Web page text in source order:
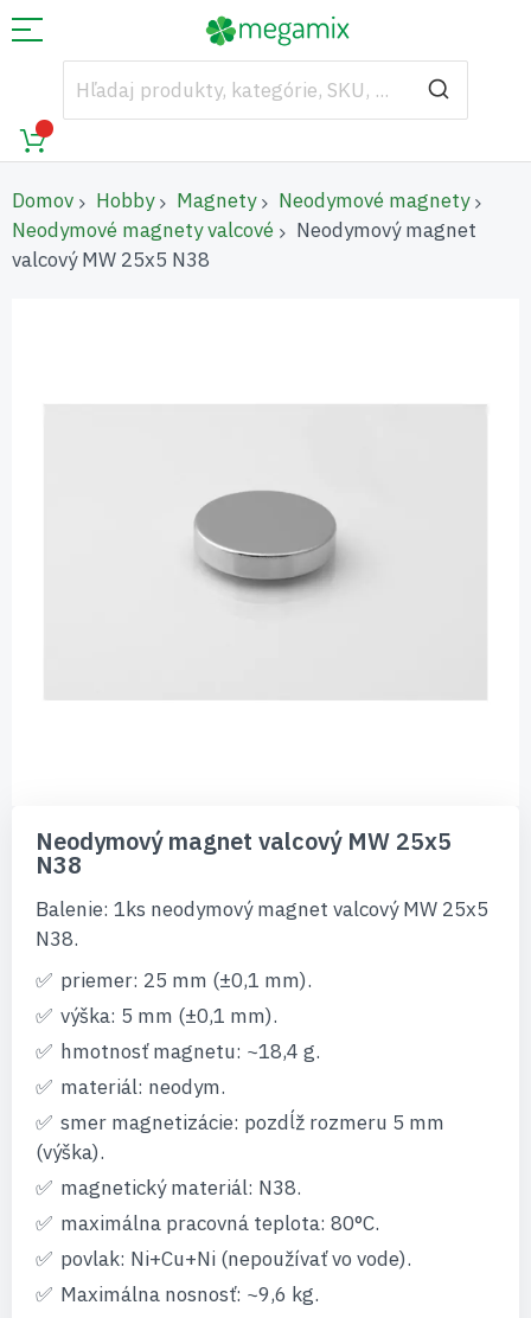
Domov Hobby Magnety
Neodymové magnety
Neodymové magnety valcové
Neodymový magnet
valcový MW 25x5 N38
začiatok
galérie
Neodymový magnet valcový MW 25x5
N38
Balenie: 1ks neodymový magnet valcový MW 25x5
N38.
priemer: 25 mm (±0,1 mm).
výška: 5 mm (±0,1 mm).
hmotnosť magnetu: ~18,4 g.
materiál: neodym.
smer magnetizácie: pozdĺž rozmeru 5 mm
(výška).
magnetický materiál: N38.
maximálna pracovná teplota: 80°C.
povlak: Ni+Cu+Ni (nepoužívať vo vode).
Maximálna nosnosť: ~9,6 kg.